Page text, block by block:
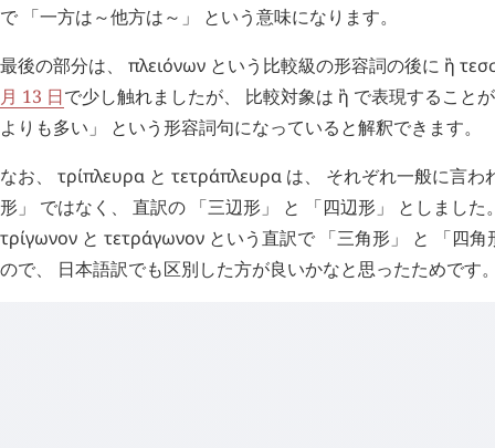
で 「一方は～他方は～」 という意味になります。
最後の部分は、 πλειόνων という比較級の形容詞の後に ἢ
月 13 日で少し触れましたが、 比較対象は ἢ で表現すること
よりも多い」 という形容詞句になっていると解釈できます。
なお、 τρίπλευρα と τετράπλευρα は、 それぞれ一般に言わ
形」 ではなく、 直訳の 「三辺形」 と 「四辺形」 としまし
τρίγωνον と τετράγωνον という直訳で 「三角形」 と 「四
ので、 日本語訳でも区別した方が良いかなと思ったためです